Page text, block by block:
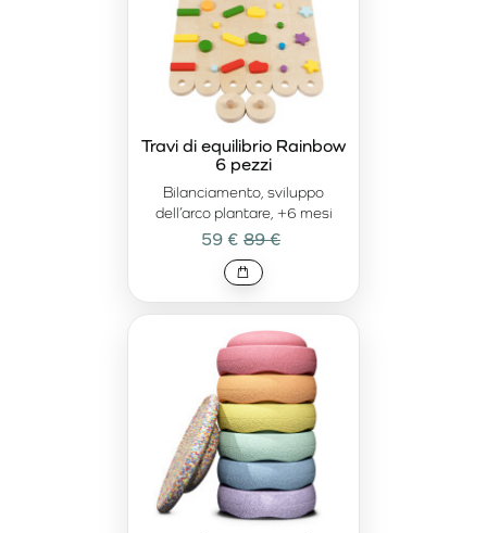
Bilanciamento, sviluppo
dell’arco plantare, +6 mesi
Travi di equilibrio Rainbow
6 pezzi
59 € 89 €